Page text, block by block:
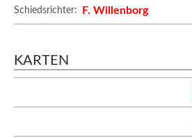
Schiedsrichter: F. Willenborg
KARTEN